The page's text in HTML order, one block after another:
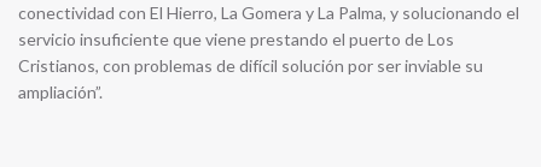
conectividad con El Hierro, La Gomera y La Palma, y solucionando el
servicio insuficiente que viene prestando el puerto de Los
Cristianos, con problemas de difícil solución por ser inviable su
ampliación”.